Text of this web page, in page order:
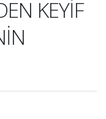
KEYİF